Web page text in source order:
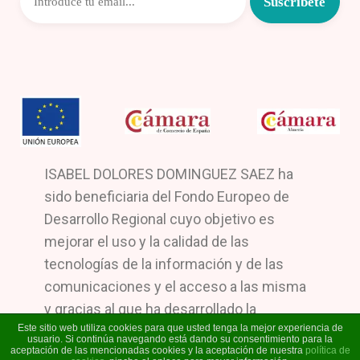
ISABEL DOLORES DOMINGUEZ SAEZ ha
sido beneficiaria del Fondo Europeo de
Desarrollo Regional cuyo objetivo es
mejorar el uso y la calidad de las
tecnologías de la información y de las
comunicaciones y el acceso a las misma
y gracias al que ha desarrollado la
implantación de Solución comercio
electrónico y Dinamización de redes
Este sitio web utiliza cookies para que usted tenga la mejor experiencia de
usuario. Si continúa navegando está dando su consentimiento para la
aceptación de las mencionadas cookies y la aceptación de nuestra política de